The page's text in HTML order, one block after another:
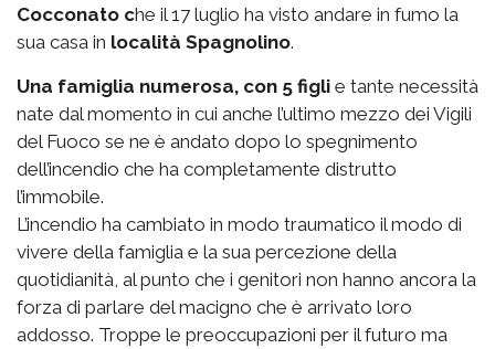
Cocconato che il 17 luglio ha visto andare in fumo la
sua casa in località Spagnolino.
Una famiglia numerosa, con 5 figli e tante necessità
nate dal momento in cui anche l’ultimo mezzo dei Vigili
del Fuoco se ne è andato dopo lo spegnimento
dell’incendio che ha completamente distrutto
l’immobile.
L’incendio ha cambiato in modo traumatico il modo di
vivere della famiglia e la sua percezione della
quotidianità, al punto che i genitori non hanno ancora la
forza di parlare del macigno che è arrivato loro
addosso. Troppe le preoccupazioni per il futuro ma